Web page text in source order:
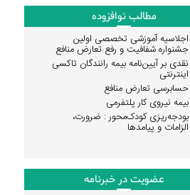
مطالب نوافزوده
اجلاسیه آموزشی تخصصی اولین
جشنواره شفافیت و رفع تعارض منافع
نقدی بر آیین‌نامه بیمه رانندگان تاکسی
اینترنتی
حسابرسی تعارض منافع
بیمه نیروی کار پلتفرمی
بودجه‌ریزی کودک‌محور : ضرورت،
الزامات و پیامدها
عضویت در خبرنامه